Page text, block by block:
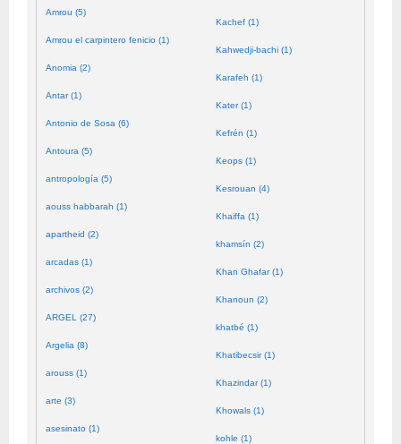
Amrou (5)
Amrou el carpintero fenicio (1)
Anomia (2)
Antar (1)
Antonio de Sosa (6)
Antoura (5)
antropología (5)
aouss habbarah (1)
apartheid (2)
arcadas (1)
archivos (2)
ARGEL (27)
Argelia (8)
arouss (1)
arte (3)
asesinato (1)
Kachef (1)
Kahwedji-bachi (1)
Karafeh (1)
Kater (1)
Kefrén (1)
Keops (1)
Kesrouan (4)
Khaiffa (1)
khamsín (2)
Khan Ghafar (1)
Khanoun (2)
khatbé (1)
Khatibecsir (1)
Khazindar (1)
Khowals (1)
kohle (1)